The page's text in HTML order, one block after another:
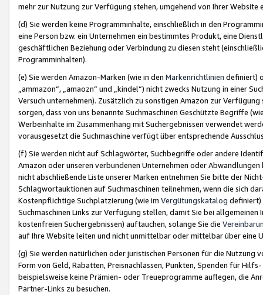
mehr zur Nutzung zur Verfügung stehen, umgehend von Ihrer
(d) Sie werden keine Programminhalte, einschließlich in den
eine Person bzw. ein Unternehmen ein bestimmtes Produkt, eine
geschäftlichen Beziehung oder Verbindung zu diesen steht
Programminhalten).
(e) Sie werden Amazon-Marken (wie in den Markenrichtlinien definiert)
„ammazon“, „amaozn“ und „kindel“) nicht zwecks Nutzung in einer
Versuch unternehmen). Zusätzlich zu sonstigen Amazon zur
sorgen, dass von uns benannte Suchmaschinen Geschützte Begriffe
Werbeinhalte im Zusammenhang mit Suchergebnissen verwendet
vorausgesetzt die Suchmaschine verfügt über entsprechende
(f) Sie werden nicht auf Schlagwörter, Suchbegriffe oder andere
Amazon oder unseren verbundenen Unternehmen oder
nicht abschließende Liste unserer Marken entnehmen Sie bitte der
Schlagwortauktionen auf Suchmaschinen teilnehmen, wenn die sich
Kostenpflichtige Suchplatzierung (wie im Vergütungskatalog definiert)
Suchmaschinen Links zur Verfügung stellen, damit Sie bei
kostenfreien Suchergebnissen) auftauchen, solange Sie die
auf Ihre Website leiten und nicht unmittelbar oder mittelbar über eine
(g) Sie werden natürlichen oder juristischen Personen für die Nutzung
Form von Geld, Rabatten, Preisnachlässen, Punkten, Spenden für
beispielsweise keine Prämien- oder Treueprogramme auflegen, die
Partner-Links zu besuchen.